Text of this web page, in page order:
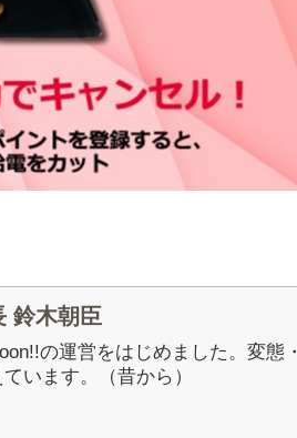
鈴木朝臣
の運営をはじめました。変態・
います。（昔から）